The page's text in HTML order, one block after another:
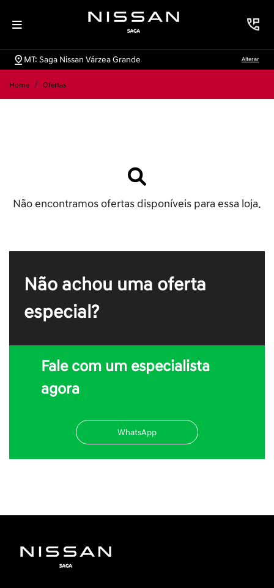
MT: Saga Nissan Várzea Grande Alterar
Home Ofertas
Não encontramos ofertas disponíveis para essa loja.
Não achou uma oferta
especial?
Fale com um especialista
agora
WhatsApp